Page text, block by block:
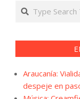
Search
Araucanía:
despeje en